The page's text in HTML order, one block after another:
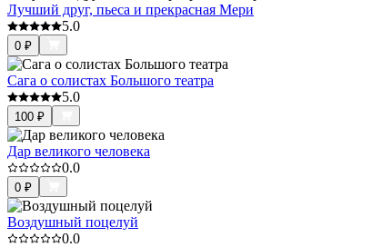
Лучший друг, пьеса и прекрасная Мери
5.0
0 ₽
Сага о солистах Большого театра
5.0
100 ₽
Дар великого человека
0.0
0 ₽
Воздушный поцелуй
0.0